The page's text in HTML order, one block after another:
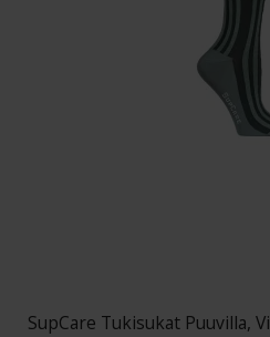
SupCare Tukisukat Puuvilla,